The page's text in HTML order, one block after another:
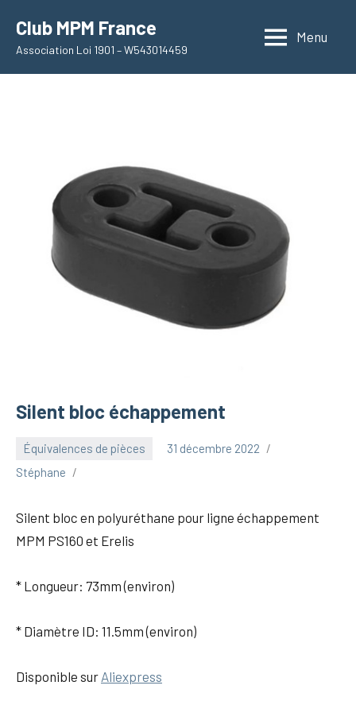
contenu
Club MPM France
Association Loi 1901 – W543014459
Menu
Silent bloc échappement
Équivalences de pièces
31 décembre 2022
Stéphane
Silent bloc en polyuréthane pour ligne échappement
MPM PS160 et Erelis
* Longueur: 73mm (environ)
* Diamètre ID: 11.5mm (environ)
Disponible sur Aliexpress